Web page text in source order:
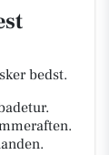
bedst.